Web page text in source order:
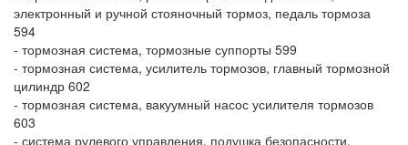
электронный и ручной стояночный тормоз, педаль тормоза
594
- тормозная система, тормозные суппорты 599
- тормозная система, усилитель тормозов, главный тормозной
цилиндр 602
- тормозная система, вакуумный насос усилителя тормозов
603
- система рулевого управления, подушка безопасности,